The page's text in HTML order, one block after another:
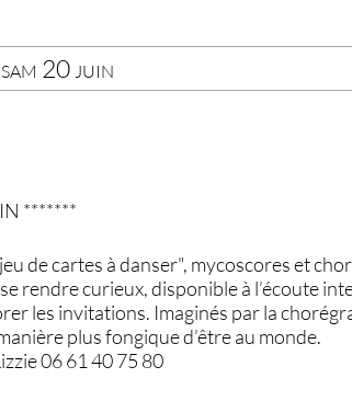
20 juin
*******
de cartes à danser", mycoscores et
rendre curieux, disponible à l’écoute
les invitations. Imaginés par la
plus fongique d’être au monde.
06 61 40 75 80